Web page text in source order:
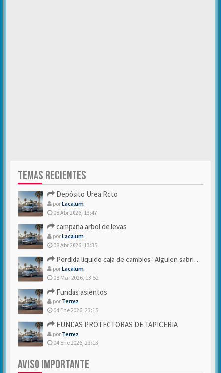
TEMAS RECIENTES
Depósito Urea Roto
porLacalum
08 Abr 2026, 13:47
campaña arbol de levas
porLacalum
08 Abr 2026, 13:35
Perdida liquido caja de cambios- Alguien sabria decirme
porLacalum
08 Mar 2026, 13:52
Fundas asientos
por Terrez
04 Ene 2026, 23:15
FUNDAS PROTECTORAS DE TAPICERIA
por Terrez
04 Ene 2026, 23:13
AVISO IMPORTANTE